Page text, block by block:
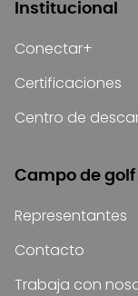
Institucional
Conectar+
Certificaciones
Centro de
Campo de golf
Representantes
Contacto
Trabaja con